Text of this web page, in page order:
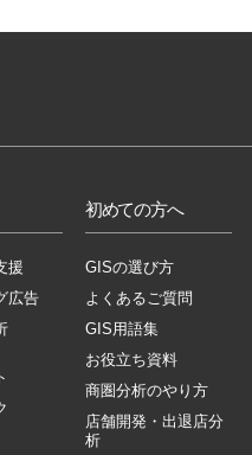
援
広告
初めての方へ
GISの選び方
よくあるご質問
GIS用語集
お役立ち資料
商圏分析のやり方
店舗開発・出退店分
析